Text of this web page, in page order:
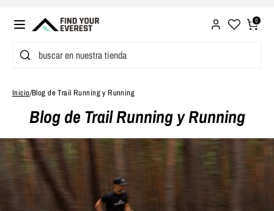
directamente
contenido
0
Buscarbuscar
tienda
Inicio/Blog de Trail Running y Running
Blog de Trail Running y Running